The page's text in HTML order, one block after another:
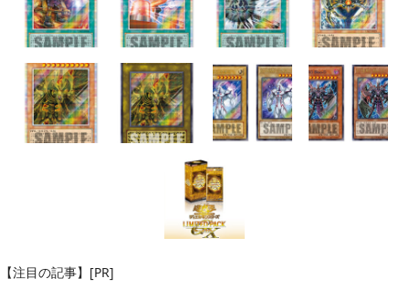
【注目の記事】[PR]